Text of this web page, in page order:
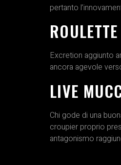
pertanto
ROULETTE
Excretion aggiunto
ancora agevole
LIVE
Chi gode di una
croupier proprio
antagonismo